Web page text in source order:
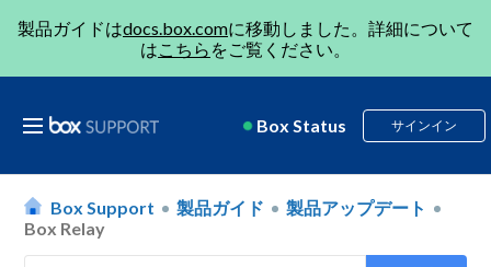
製品ガイドはdocs.box.comに移動しました。詳細について
はこちら をご覧ください。
Box Status サインイン
Box Support 製品ガイド
製品アップデート
Box Relay